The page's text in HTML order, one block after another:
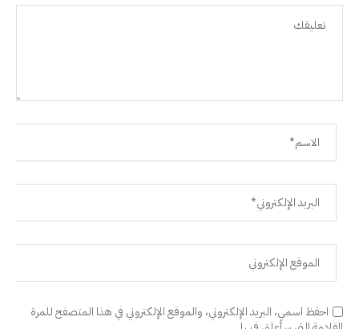
احفظ اسمي، البريد الإلكتروني، والموقع الإلكتروني في هذا المتصفح للمرة